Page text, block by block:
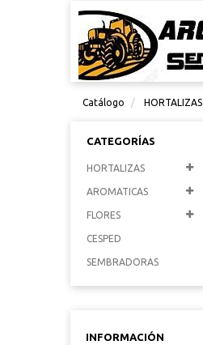
Catálogo HORTALIZAS
CATEGORÍAS
HORTALIZAS
AROMATICAS
FLORES
CESPED
SEMBRADORAS
INFORMACIÓN